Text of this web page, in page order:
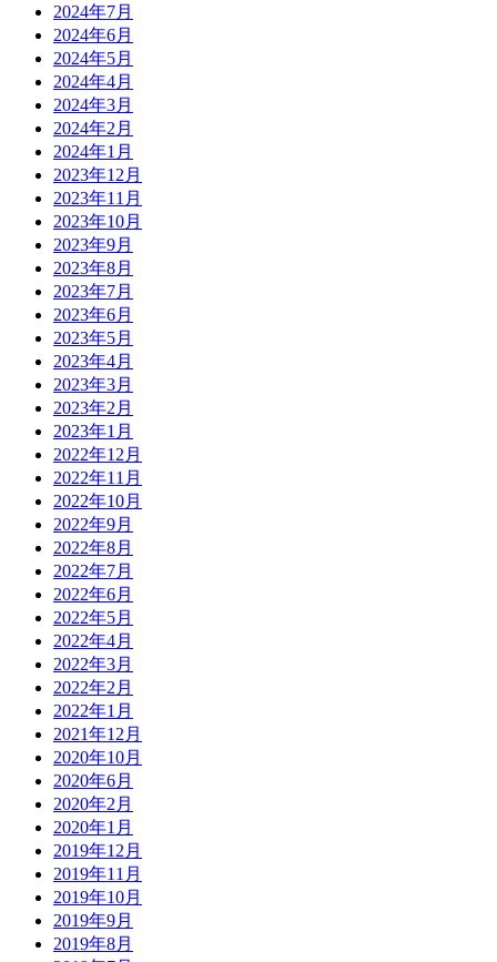
2024年7月
2024年6月
2024年5月
2024年4月
2024年3月
2024年2月
2024年1月
2023年12月
2023年11月
2023年10月
2023年9月
2023年8月
2023年7月
2023年6月
2023年5月
2023年4月
2023年3月
2023年2月
2023年1月
2022年12月
2022年11月
2022年10月
2022年9月
2022年8月
2022年7月
2022年6月
2022年5月
2022年4月
2022年3月
2022年2月
2022年1月
2021年12月
2020年10月
2020年6月
2020年2月
2020年1月
2019年12月
2019年11月
2019年10月
2019年9月
2019年8月